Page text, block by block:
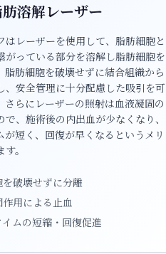
溶解レーザー
はレーザーを使用して、脂肪細胞と
がっている部分を溶解し脂肪細胞を
脂肪細胞を破壊せずに結合組織から
、安全管理に十分配慮した吸引を可
さらにレーザーの照射は血液凝固の
で、施術後の内出血が少なくなり、
が短く、回復が早くなるというメリ
。
破壊せずに分離
用による止血
ムの短縮・回復促進